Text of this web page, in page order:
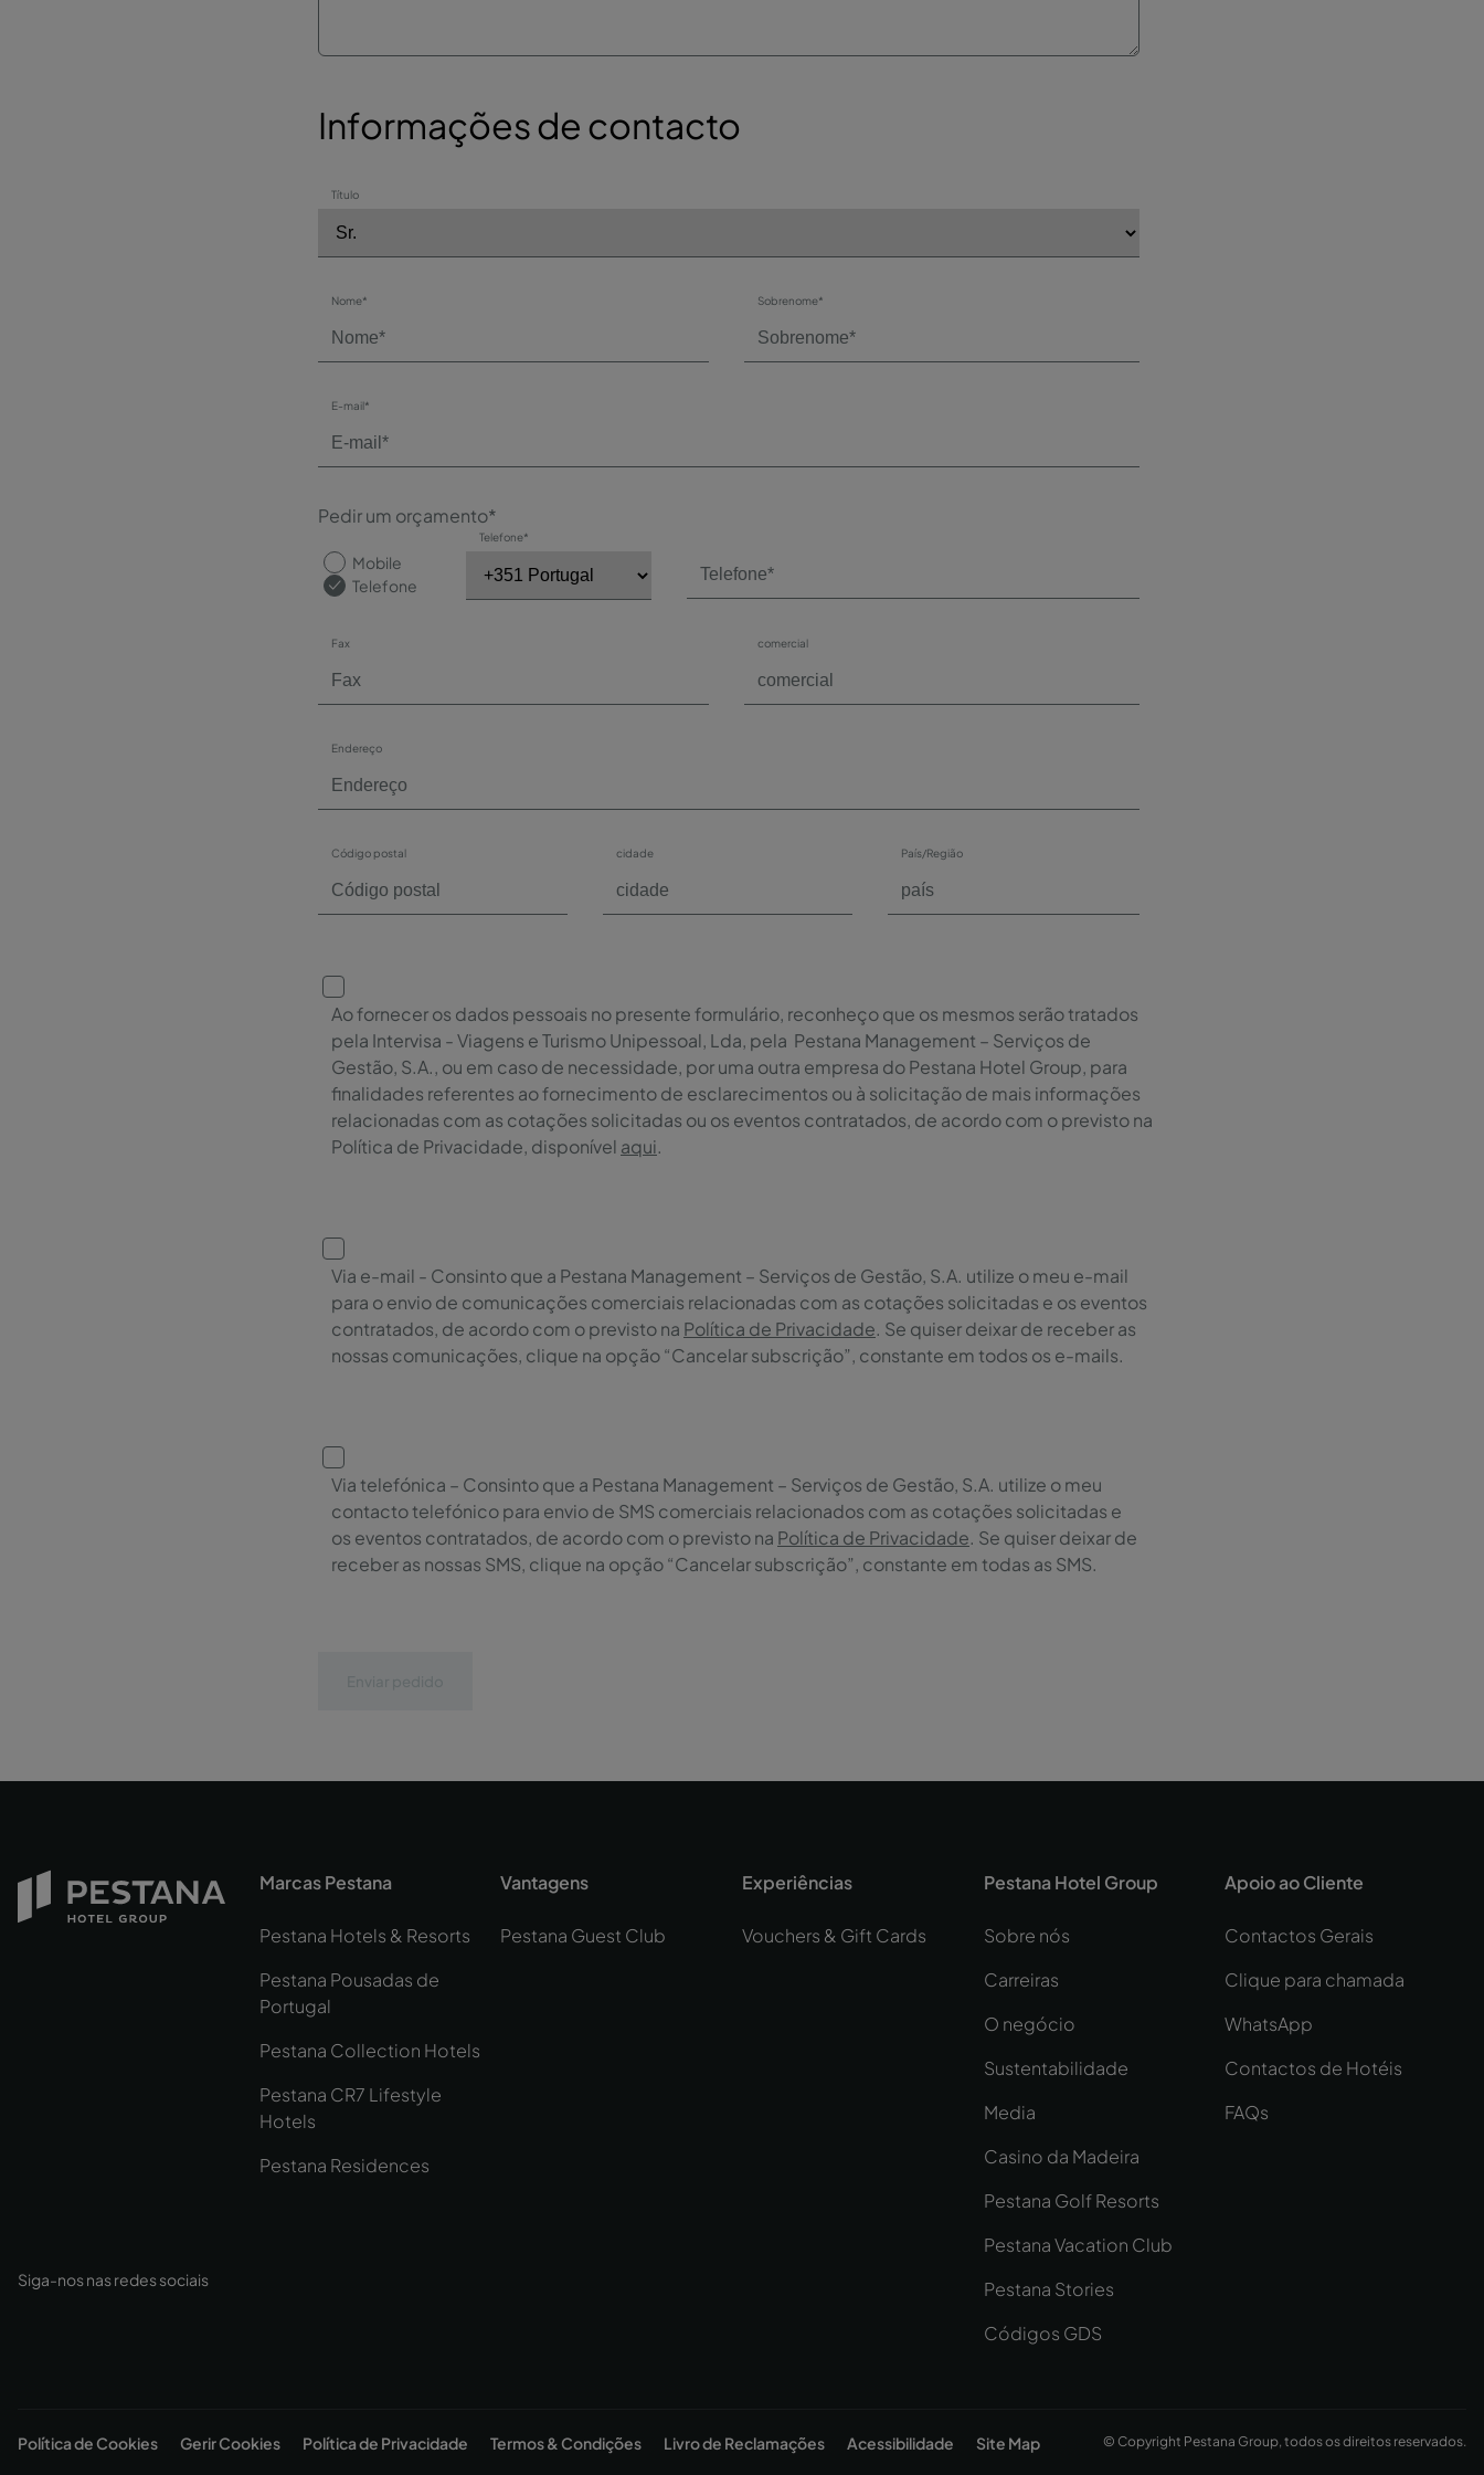
Informações de contacto
Título
Nome* Sobrenome*
E-mail*
Pedir um orçamento*
Mobile
Telefone
Telefone*
Fax comercial
Endereço
Código postal cidade País/Região
Ao fornecer os dados pessoais no presente formulário, reconheço que os mesmos serão tratados
pela Intervisa - Viagens e Turismo Unipessoal, Lda, pela Pestana Management – Serviços de
Gestão, S.A., ou em caso de necessidade, por uma outra empresa do Pestana Hotel Group, para
finalidades referentes ao fornecimento de esclarecimentos ou à solicitação de mais informações
relacionadas com as cotações solicitadas ou os eventos contratados, de acordo com o previsto na
Política de Privacidade, disponível aqui.
Via e-mail - Consinto que a Pestana Management – Serviços de Gestão, S.A. utilize o meu e-mail
para o envio de comunicações comerciais relacionadas com as cotações solicitadas e os eventos
contratados, de acordo com o previsto na Política de Privacidade. Se quiser deixar de receber as
nossas comunicações, clique na opção “Cancelar subscrição”, constante em todos os e-mails.
Via telefónica – Consinto que a Pestana Management – Serviços de Gestão, S.A. utilize o meu
contacto telefónico para envio de SMS comerciais relacionados com as cotações solicitadas e
os eventos contratados, de acordo com o previsto na Política de Privacidade. Se quiser deixar de
receber as nossas SMS, clique na opção “Cancelar subscrição”, constante em todas as SMS.
Siga-nos nas redes sociais
Marcas Pestana
Pestana Hotels & Resorts
Pestana Pousadas de
Portugal
Pestana Collection Hotels
Pestana CR7 Lifestyle
Hotels
Pestana Residences
Vantagens
Pestana Guest Club
Experiências
Vouchers & Gift Cards
Pestana Hotel Group
Sobre nós
Carreiras
O negócio
Sustentabilidade
Media
Casino da Madeira
Pestana Golf Resorts
Pestana Vacation Club
Pestana Stories
Códigos GDS
Apoio ao Cliente
Contactos Gerais
Clique para chamada
WhatsApp
Contactos de Hotéis
FAQs
Política de Cookies Gerir Cookies Política de Privacidade Termos & Condições Livro de Reclamações Acessibilidade Site Map © Copyright Pestana Group, todos os direitos reservados.